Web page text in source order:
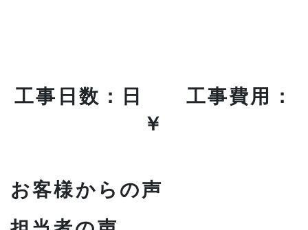
工事日数：日 工事費用：
￥
お客様からの声